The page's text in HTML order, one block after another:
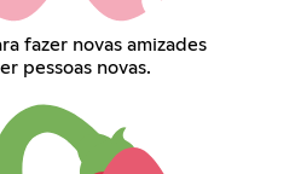
fazer novas amizades
pessoas novas.